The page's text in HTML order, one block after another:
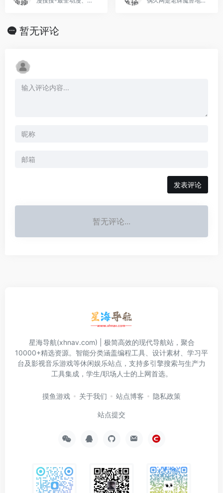
暂无评论
发表评论
暂无评论...
星海导航(xhnav.com) | 极简高效的现代导航站，聚合
10000+精选资源。智能分类涵盖编程工具、设计素材、学习平
台及影视音乐游戏等休闲娱乐站点，支持多引擎搜索与生产力
工具集成，学生/职场人士的上网首选。
摸鱼游戏 关于我们 站点博客 隐私政策
站点提交